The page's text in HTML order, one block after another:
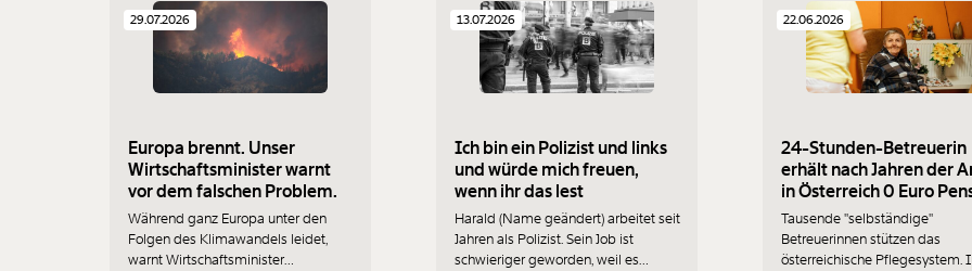
29.07.2026
Europa brennt. Unser
Wirtschaftsminister warnt
vor dem falschen Problem.
Während ganz Europa unter den
Folgen des Klimawandels leidet,
warnt Wirtschaftsminister
13.07.2026
Ich bin ein Polizist und links
und würde mich freuen,
wenn ihr das lest
Harald (Name geändert) arbeitet seit
Jahren als Polizist. Sein Job ist
schwieriger geworden, weil es
22.06.2026
24-Stunden-Betreuerin
erhält nach Jahren der
in Österreich 0 Euro
Tausende "selbständige"
Betreuerinnen stützen das
österreichische Pflegesystem.